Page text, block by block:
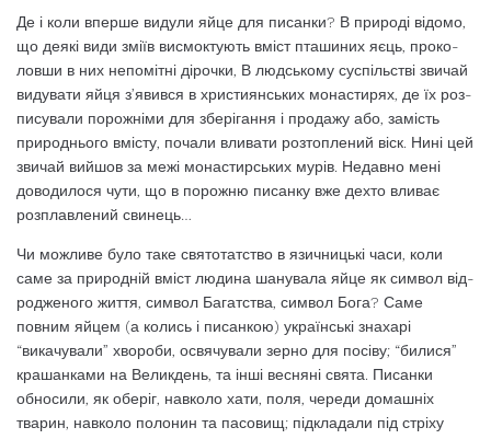
Де і коли вперше видули яйце для писа­нки? В природі відомо,
що деякі види зміїв висмоктують вміст пташиних яєць, проко­
ловши в них непомітні дірочки, В людсько­му суспільстві звичай
видувати яйця з’яви­вся в християнських монастирях, де їх роз­
писували порожніми для зберігання і про­дажу або, замість
природнього вмісту, поча­ли вливати розтоплений віск. Нині цей
зви­чай вийшов за межі монастирських мурів. Недавно мені
доводилося чути, що в поро­жню писанку вже дехто вливає
розплавле­ний свинець…
Чи можливе було таке святотатство в язичницькі часи, коли
саме за природній вміст людина шанувала яйце як символ від­
родженого життя, символ Багатства, символ Бога? Саме
повним яйцем (а колись і писа­нкою) українські знахарі
“викачували” хвороби, освячували зерно для посіву; “би­лися”
крашанками на Великдень, та інші весняні свята. Писанки
обносили, як обе­ріг, навколо хати, поля, череди домашніх
тварин, навколо полонин та пасовищ; підк­ладали під стріху